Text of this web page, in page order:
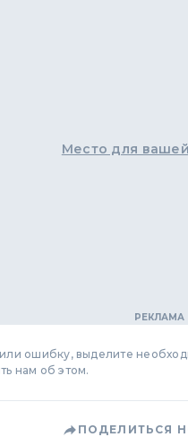
Место для
ошибку, выделите
нам об этом.
ПОДЕЛИТЬСЯ